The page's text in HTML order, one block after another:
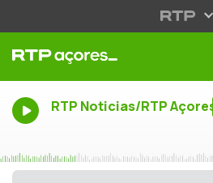
RTP Noticias/RTP Açores